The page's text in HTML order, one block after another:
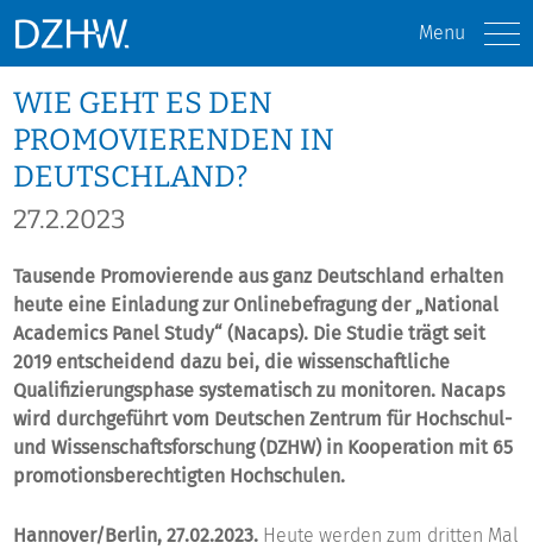
Menu
WIE GEHT ES DEN
PROMOVIERENDEN IN
DEUTSCHLAND?
27.2.2023
Tausende Promovierende aus ganz Deutschland erhalten
heute eine Einladung zur Onlinebefragung der „National
Academics Panel Study“ (Nacaps). Die Studie trägt seit
2019 entscheidend dazu bei, die wissenschaftliche
Qualifizierungsphase systematisch zu monitoren. Nacaps
wird durchgeführt vom Deutschen Zentrum für Hochschul-
und Wissenschaftsforschung (DZHW) in Kooperation mit 65
promotionsberechtigten Hochschulen.
Hannover/Berlin, 27.02.2023. Heute werden zum dritten Mal